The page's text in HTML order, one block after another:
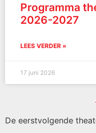
Programma
2026-2027
LEES VERDER »
17 juni 2026
De eerstvolgende